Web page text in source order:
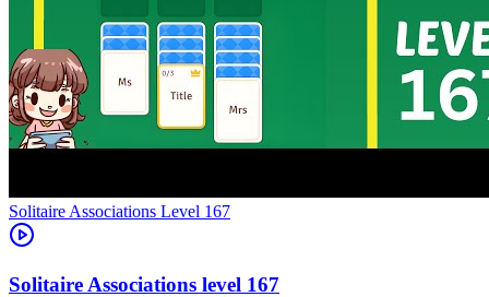
Level 167
167